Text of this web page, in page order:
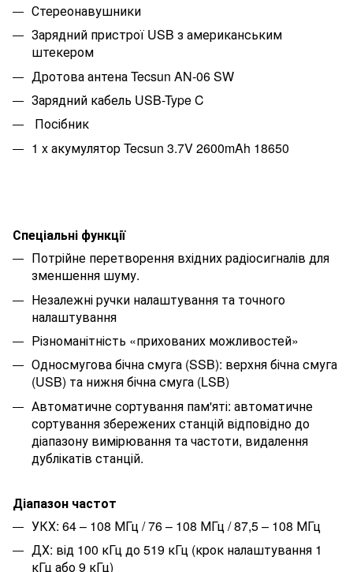
Стереонавушники
Зарядний пристрої USB з американським
штекером
Дротова антена Tecsun AN-06 SW
Зарядний кабель USB-Type C
Посібник
1 x акумулятор Tecsun 3.7V 2600mAh 18650
Спеціальні функції
Потрійне перетворення вхідних радіосигналів для
зменшення шуму.
Незалежні ручки налаштування та точного
налаштування
Різноманітність «прихованих можливостей»
Односмугова бічна смуга (SSB): верхня бічна смуга
(USB) та нижня бічна смуга (LSB)
Автоматичне сортування пам'яті: автоматичне
сортування збережених станцій відповідно до
діапазону вимірювання та частоти, видалення
дублікатів станцій.
Діапазон частот
УКХ: 64 – 108 МГц / 76 – 108 МГц / 87,5 – 108 МГц
ДХ: від 100 кГц до 519 кГц (крок налаштування 1
кГц або 9 кГц)